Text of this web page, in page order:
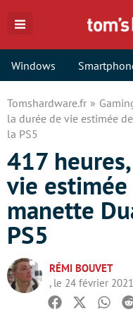
Windows
Tomshardware.fr
la durée de vie estimée
la PS5
417
vie
manette
PS5
RÉMI BOUVET
, le 24 février 2021
Facebook
Twitter